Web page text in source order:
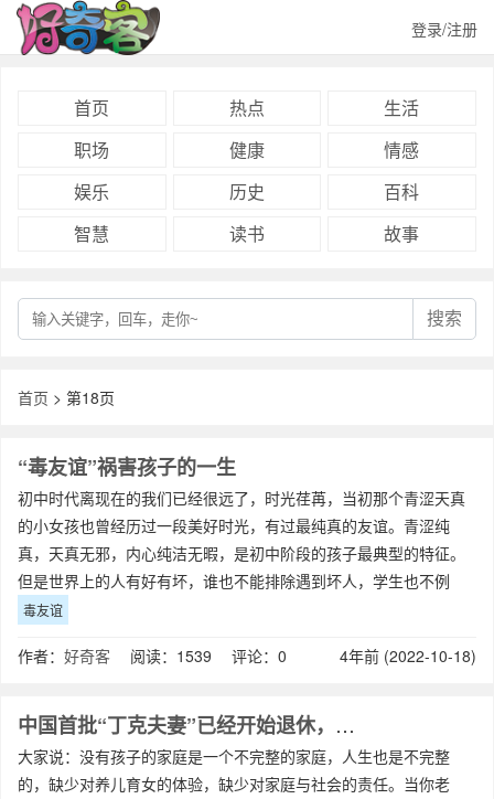
登录/注册
首页 热点
生活
职场
健康
情感
娱乐
历史
百科
智慧
读书 故事
搜索
首页 > 第18页
“毒友谊”祸害孩子的一生
初中时代离现在的我们已经很远了，时光荏苒，当初那个青涩天真
的小女孩也曾经历过一段美好时光，有过最纯真的友谊。青涩纯
真，天真无邪，内心纯洁无暇，是初中阶段的孩子最典型的特征。
但是世界上的人有好有坏，谁也不能排除遇到坏人，学生也不例
外，学生也可能遇到毁掉自己的“毒友谊”！特
毒友谊
作者： 好奇客 阅读：1539 评论：0 4年前 (2022-10-18)
中国首批“丁克夫妻”已经开始退休，没有孩子，他们后悔了吗？
大家说：没有孩子的家庭是一个不完整的家庭，人生也是不完整
的，缺少对养儿育女的体验，缺少对家庭与社会的责任。当你老